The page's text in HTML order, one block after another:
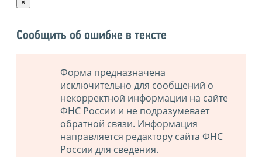
×
Сообщить об ошибке в тексте
Форма предназначена
исключительно для сообщений о
некорректной информации на сайте
ФНС России и не подразумевает
обратной связи. Информация
направляется редактору сайта ФНС
России для сведения.